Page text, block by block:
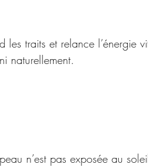
traits et relance l’énergie
naturellement.
n’est pas exposée au